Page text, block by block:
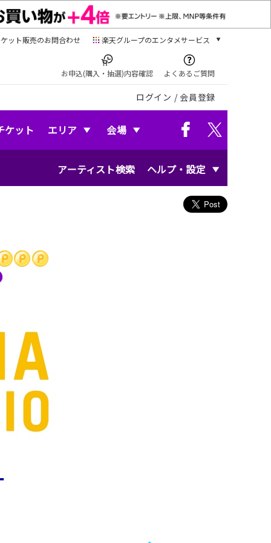
ット販売のお問合わせ 楽天グループのエンタメサービス
本/ゲーム/CD/DVD
楽天ブックス
電子書籍
楽天Kobo
音楽配信
お申込(購入・抽選)内容確認 よくあるご質問
ログイン / 会員登録
ケット エリア 会場
アーティスト検索 ヘルプ・設定